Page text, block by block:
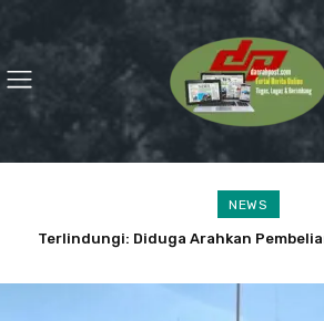
NEWS
LSM KPK-B Nilai BKPSDM Bengkulu